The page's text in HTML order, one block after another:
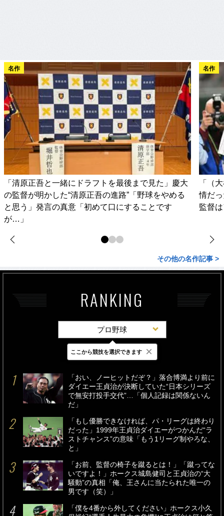
名作
「清原正吾と一緒にドラフトを最後まで見た」慶大
の監督が明かした“清原正吾の進路”「野球をやめる
と思う」発言の真意「初めて口にすることです
が…」
名作
「（
情だ
監督
その他の名作記事 >
RANKING
プロ野球
最新 24時間 週間
「おい、ノーヒットだぞ？」落合博満より前に
ダイエー王貞治が決断していた“日本シリーズ
で無安打投手交代”…「個人記録は関係ないん
だ」
「もし優勝できなければ、パ・リーグは終わり
だった」1999年王貞治ダイエーがつかんだ“ラ
ストチャンス”の意味「もう1リーグ制やろな、
と」
「お前、監督の椅子を蹴るとは！」「蹴ってな
いですよ！」ホークス城島健司と王貞治の“大
騒動”の真相「俺、王さんに当たられた唯一の
男です（笑）」
「僕を4番から外してください」ホークス小久
ここから競技を選択できます ×